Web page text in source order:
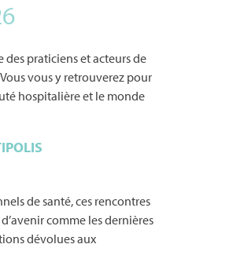
praticiens et acteurs de
vous y retrouverez pour
hospitalière et le monde
de santé, ces rencontres
comme les dernières
dévolues aux